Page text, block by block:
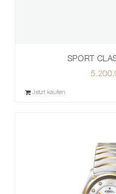
SPORT
Jetzt kaufen